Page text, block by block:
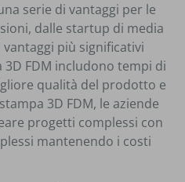
serie di vantaggi per le
dalle startup di media
più significativi
FDM includono tempi di
qualità del prodotto e
3D FDM, le aziende
progetti complessi con
mantenendo i costi